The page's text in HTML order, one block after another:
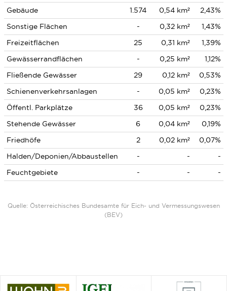
Gebäude 1.574 0,54 km²
2,43%
Sonstige Flächen
- 0,32 km²
1,43%
Freizeitflächen
25 0,31 km²
1,39%
Gewässerrandflächen
- 0,25 km²
1,12%
Fließende Gewässer
29 0,12 km²
0,53%
Schienenverkehrsanlagen
- 0,05 km²
0,23%
Öffentl. Parkplätze
36 0,05 km²
0,23%
Stehende Gewässer
6 0,04 km²
0,19%
Friedhöfe
2 0,02 km²
0,07%
Halden/Deponien/Abbaustellen
- -
-
Feuchtgebiete
- - -
Quelle: Österreichisches Bundesamte für Eich- und Vermessungswesen
(BEV)